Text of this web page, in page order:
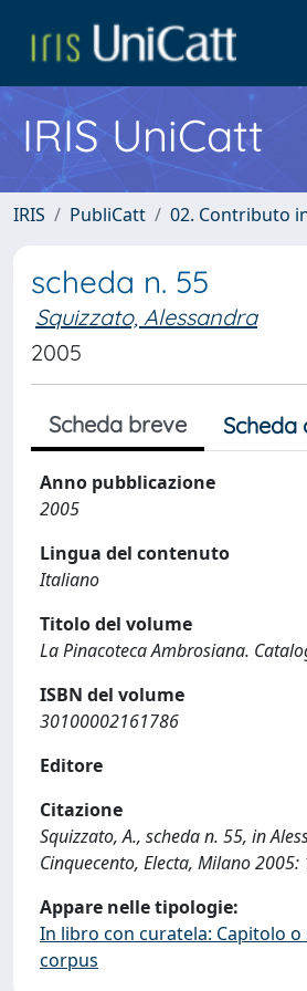
IRIS UniCatt
IRIS PubliCatt 02. Contributo
scheda n. 55
Squizzato, Alessandra
2005
Scheda breve Scheda
Anno pubblicazione
2005
Lingua del contenuto
Italiano
Titolo del volume
La Pinacoteca Ambrosiana.
ISBN del volume
30100002161786
Editore
Citazione
Squizzato, A., scheda n. 55, in
Cinquecento, Electa, Milano
Appare nelle tipologie:
In libro con curatela: Capitolo
corpus